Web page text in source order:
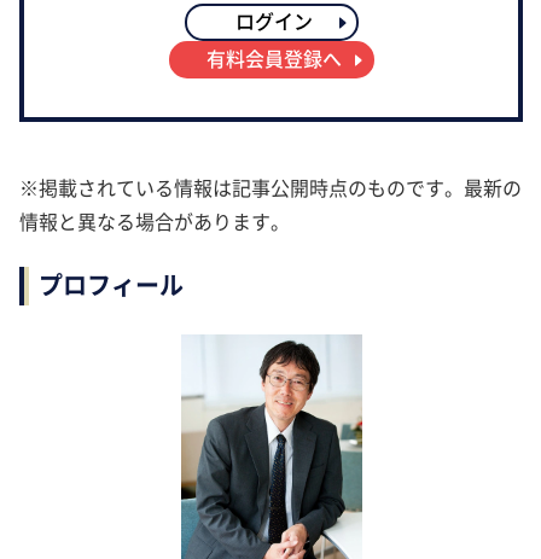
ログイン
有料会員登録へ
※掲載されている情報は記事公開時点のものです。最新の
情報と異なる場合があります。
プロフィール